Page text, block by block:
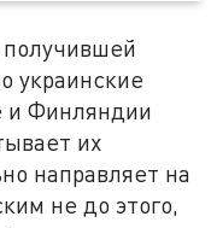
украинские
и Финляндии
их
направляет на
не до этого,